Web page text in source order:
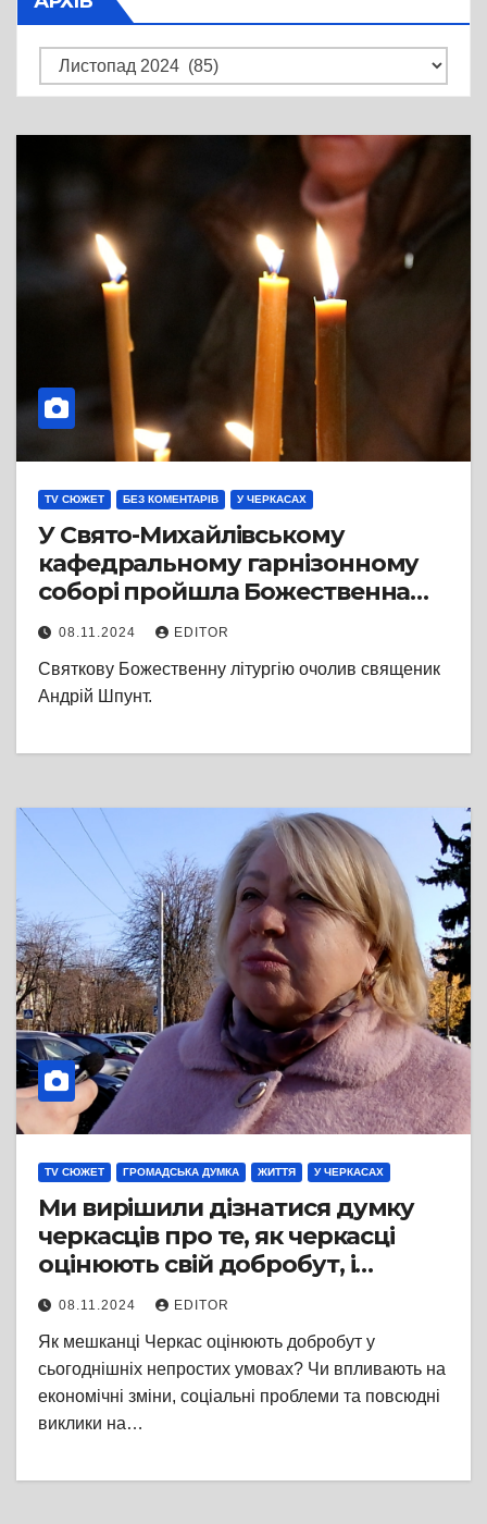
Архів
TV СЮЖЕТ БЕЗ КОМЕНТАРІВ У ЧЕРКАСАХ
У Свято-Михайлівському
кафедральному гарнізонному
соборі пройшла Божественна
літургія та
молитва за наших воїнів
08.11.2024 EDITOR
Святкову Божественну літургію очолив священик
Андрій Шпунт.
TV СЮЖЕТ ГРОМАДСЬКА ДУМКА ЖИТТЯ У ЧЕРКАСАХ
Ми вирішили дізнатися думку
черкасців про те, як черкасці
оцінюють свій добробут, і
провели вуличне опитування
08.11.2024 EDITOR
Як мешканці Черкас оцінюють добробут у
сьогоднішніх непростих умовах? Чи впливають на
економічні зміни, соціальні проблеми та повсюдні
виклики на…